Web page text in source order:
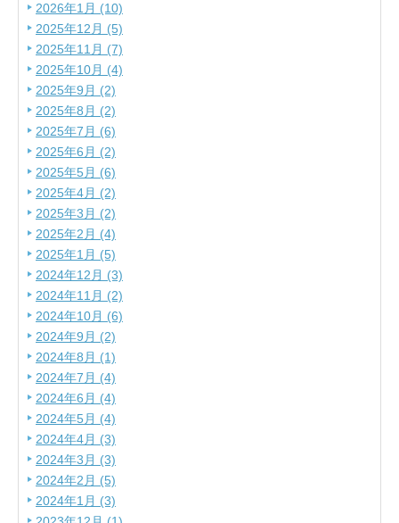
2026年1月 (10)
2025年12月 (5)
2025年11月 (7)
2025年10月 (4)
2025年9月 (2)
2025年8月 (2)
2025年7月 (6)
2025年6月 (2)
2025年5月 (6)
2025年4月 (2)
2025年3月 (2)
2025年2月 (4)
2025年1月 (5)
2024年12月 (3)
2024年11月 (2)
2024年10月 (6)
2024年9月 (2)
2024年8月 (1)
2024年7月 (4)
2024年6月 (4)
2024年5月 (4)
2024年4月 (3)
2024年3月 (3)
2024年2月 (5)
2024年1月 (3)